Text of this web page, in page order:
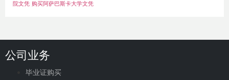
院文凭 购买阿萨巴斯卡大学文凭
公司业务
毕业证购买